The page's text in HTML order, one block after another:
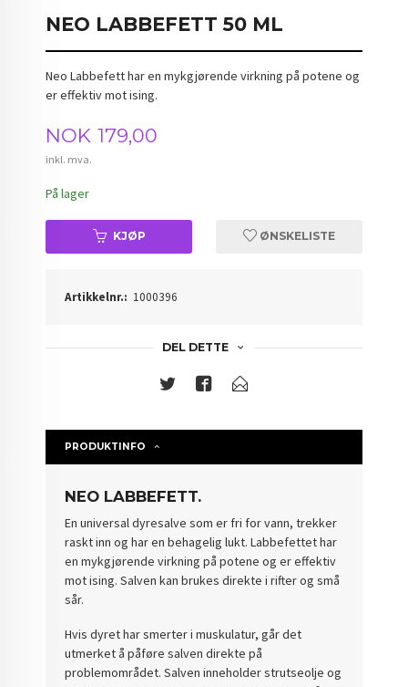
NEO LABBEFETT 50 ML
Neo Labbefett har en mykgjørende virkning på potene og
er effektiv mot ising.
Pris
NOK 179,00
inkl. mva.
På lager
KJØP ØNSKELISTE
Artikkelnr.: 1000396
DEL DETTE
PRODUKTINFO
NEO LABBEFETT.
En universal dyresalve som er fri for vann, trekker
raskt inn og har en behagelig lukt. Labbefettet har
en mykgjørende virkning på potene og er effektiv
mot ising. Salven kan brukes direkte i rifter og små
sår.
Hvis dyret har smerter i muskulatur, går det
utmerket å påføre salven direkte på
problemområdet. Salven inneholder strutseolje og